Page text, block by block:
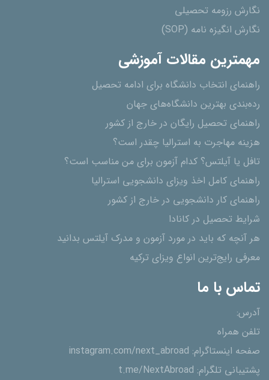
نگارش رزومه تحصیلی
نگارش انگیزه نامه (SOP)
مهمترین مقالات آموزشی
راهنمای انتخاب دانشگاه برای ادامه تحصیل
رده‌بندی بهترین دانشگاه‌های جهان
راهنمای تحصیل رایگان در خارج از کشور
هزینه مهاجرت به استرالیا چقدر است؟
تافل یا آیلتس؟ کدام آزمون برای من مناسب است؟
راهنمای کامل اخذ ویزای دانشجویی استرالیا
راهنمای کار دانشجویی در خارج از کشور
شرایط تحصیل در کانادا
هر آنچه که باید در مورد آزمون و مدرک آیلتس بدانید
معرفی رایج‌ترین انواع ویزای ترکیه
تماس با ما
آدرس:
تلفن همراه
صفحه اینستاگرام: instagram.com/next_abroad
پشتیبانی تلگرام: t.me/NextAbroad